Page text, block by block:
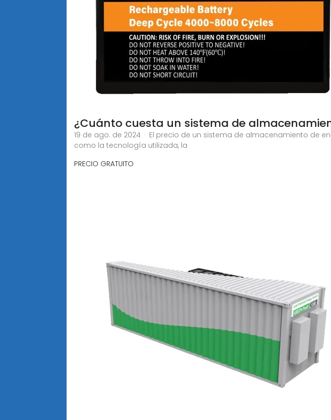
¿Cuánto cuesta un sistema de
19 de ago. de 2024 · El precio de un sistema de almacenamiento de
como la tecnología utilizada, la
PRECIO GRATUITO